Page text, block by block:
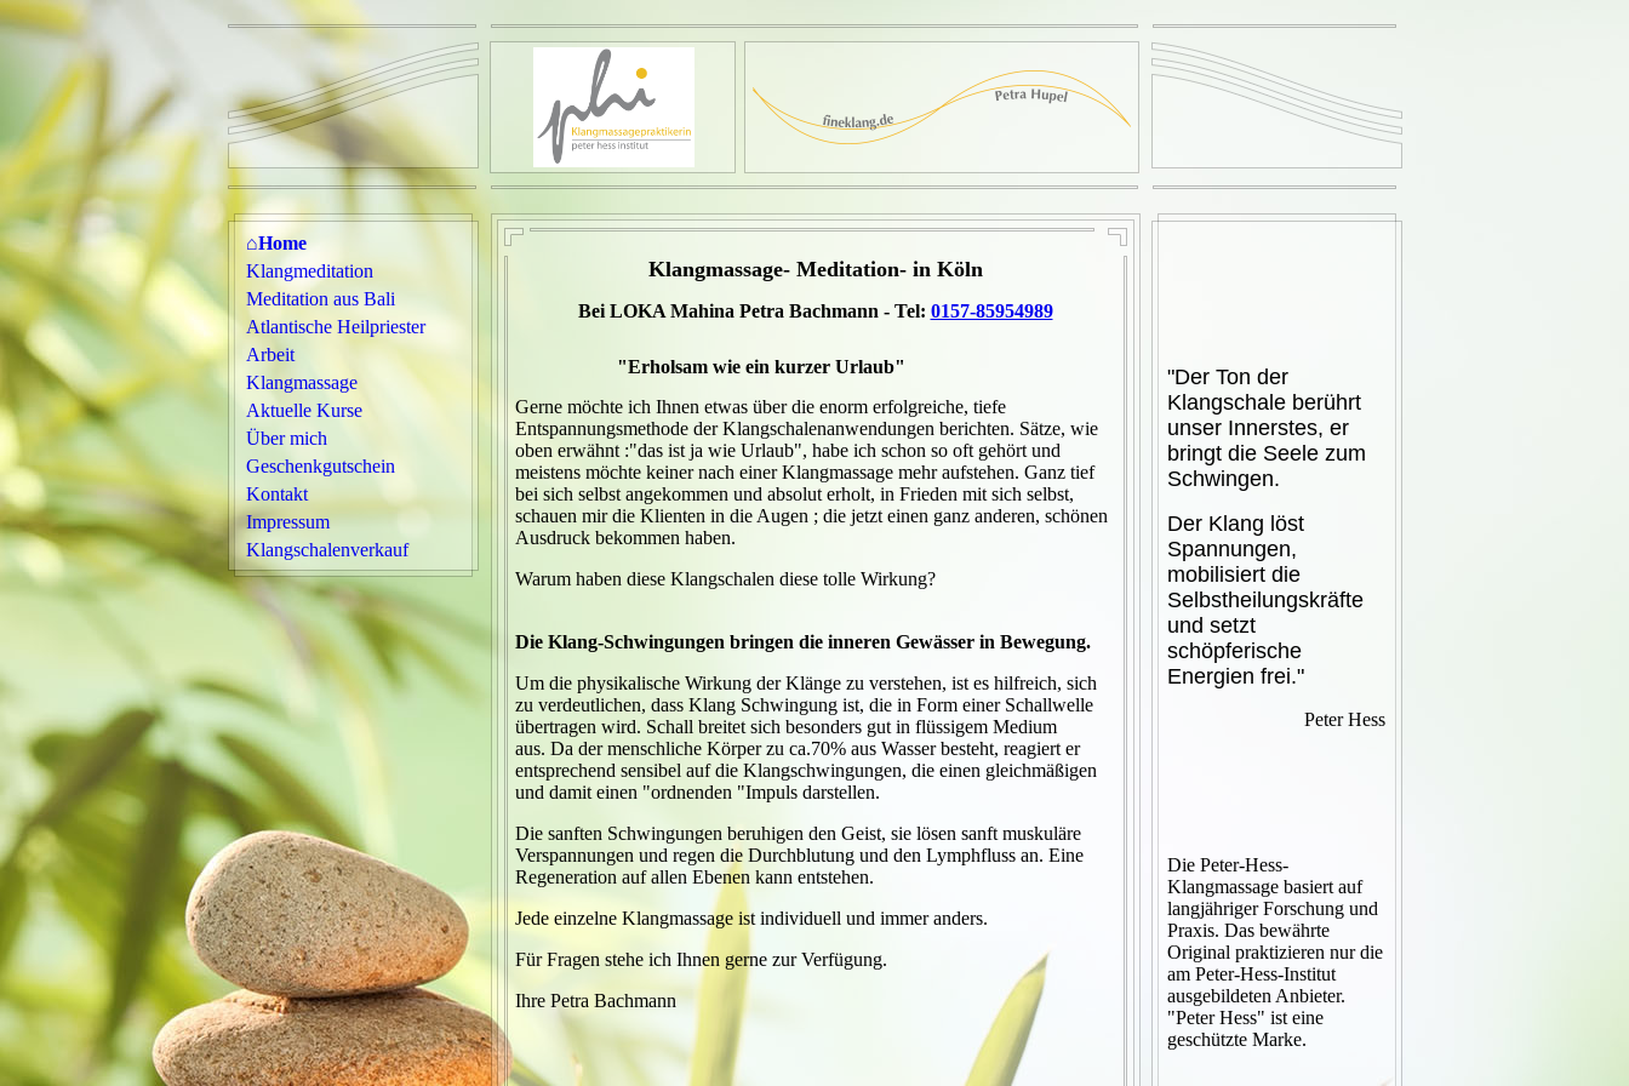
⌂Home
Klangmeditation
Meditation aus Bali
Atlantische Heilpriester
Arbeit
Klangmassage
Aktuelle Kurse
Über mich
Geschenkgutschein
Kontakt
Impressum
Klangschalenverkauf
Klangmassage- Meditation- in Köln
Bei LOKA Mahina Petra Bachmann - Tel: 0157-85954989
"Erholsam wie ein kurzer Urlaub"
Gerne möchte ich Ihnen etwas über die enorm erfolgreiche, tiefe
Entspannungsmethode der Klangschalenanwendungen berichten. Sätze, wie
oben erwähnt :"das ist ja wie Urlaub", habe ich schon so oft gehört und
meistens möchte keiner nach einer Klangmassage mehr aufstehen. Ganz tief
bei sich selbst angekommen und absolut erholt, in Frieden mit sich selbst,
schauen mir die Klienten in die Augen ; die jetzt einen ganz anderen, schönen
Ausdruck bekommen haben.
Warum haben diese Klangschalen diese tolle Wirkung?
Die Klang-Schwingungen bringen die inneren Gewässer in Bewegung.
Um die physikalische Wirkung der Klänge zu verstehen, ist es hilfreich, sich
zu verdeutlichen, dass Klang Schwingung ist, die in Form einer Schallwelle
übertragen wird. Schall breitet sich besonders gut in flüssigem Medium
aus. Da der menschliche Körper zu ca.70% aus Wasser besteht, reagiert er
entsprechend sensibel auf die Klangschwingungen, die einen gleichmäßigen
und damit einen "ordnenden "Impuls darstellen.
Die sanften Schwingungen beruhigen den Geist, sie lösen sanft muskuläre
Verspannungen und regen die Durchblutung und den Lymphfluss an. Eine
Regeneration auf allen Ebenen kann entstehen.
Jede einzelne Klangmassage ist individuell und immer anders.
Für Fragen stehe ich Ihnen gerne zur Verfügung.
Ihre Petra Bachmann
"Der Ton der
Klangschale berührt
unser Innerstes, er
bringt die Seele zum
Schwingen.
Der Klang löst
Spannungen,
mobilisiert die
Selbstheilungskräfte
und setzt
schöpferische
Energien frei."
Peter Hess
Die Peter-Hess-
Klangmassage basiert auf
langjähriger Forschung und
Praxis. Das bewährte
Original praktizieren nur die
am Peter-Hess-Institut
ausgebildeten Anbieter.
"Peter Hess" ist eine
geschützte Marke.